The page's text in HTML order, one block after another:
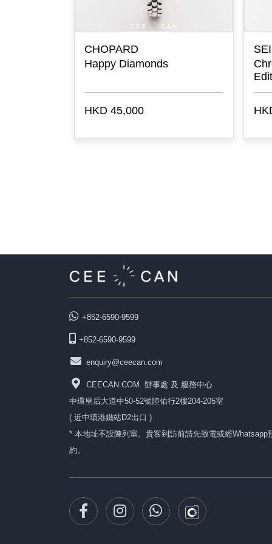
CHOPARD
Happy Diamonds
HKD 45,000
+852-6590-9599
+852-6590-9599
enquiry@ceecan.com
CEECAN.COM. 辦事處 及 服務中心
中環皇后大道中50-52號陸佑行2樓204-205室
( 近中環港鐵站D2出口 )
* 本地址不設陳列室。貴客到訪前請先致電或經Whatsapp
約。